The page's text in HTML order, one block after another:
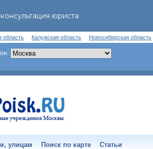
область Калужская область Новосибирская область
улицам Поиск по карте Статьи